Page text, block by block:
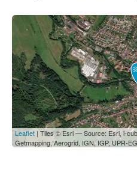
Leaflet | Tiles © Esri — Source: Esri, i-
Getmapping, Aerogrid, IGN, IGP, UPR-